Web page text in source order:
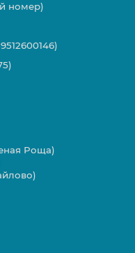
номер)
Роща)